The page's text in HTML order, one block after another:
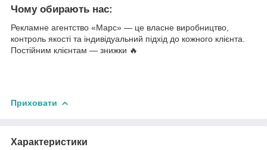
Чому обирають нас:
Рекламне агентство «Марс» — це власне виробництво,
контроль якості та індивідуальний підхід до кожного клієнта.
Постійним клієнтам — знижки 🔥
Приховати
Характеристики